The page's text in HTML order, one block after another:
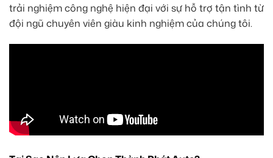
trải nghiệm công nghệ hiện đại với sự hỗ trợ tận tình từ
đội ngũ chuyên viên giàu kinh nghiệm của chúng tôi.